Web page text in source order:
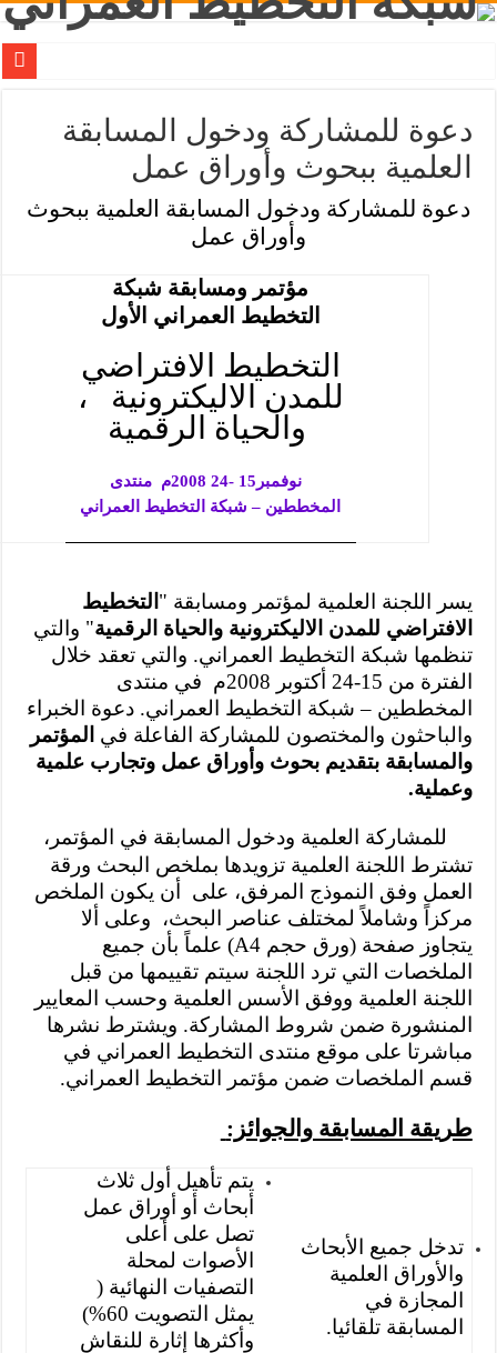
ركيزة التنمية الاقتصادية في العالم العربي؟
14 – 18 مايو 2011 م
دعوة للمشاركة ودخول المسابقة
العلمية ببحوث وأوراق عمل
دعوة للمشاركة ودخول المسابقة العلمية ببحوث
وأوراق عمل
مؤتمر ومسابقة شبكة
التخطيط العمراني الأول
التخطيط الافتراضي
للمدن الاليكترونية ،
والحياة الرقمية
نوفمبر15 -24 2008م
منتدى
المخططين – شبكة التخطيط العمراني
يسر اللجنة العلمية لمؤتمر ومسابقة "التخطيط
الافتراضي للمدن الاليكترونية والحياة الرقمية" والتي
تنظمها شبكة التخطيط العمراني. والتي تعقد خلال
الفترة من 15-24 أكتوبر 2008م
في منتدى
المخططين – شبكة التخطيط العمراني. دعوة الخبراء
والباحثون والمختصون للمشاركة الفاعلة فيالمؤتمر
والمسابقة بتقديم بحوث وأوراق عمل وتجارب علمية
وعملية.
للمشاركة العلمية ودخول المسابقة في المؤتمر،
تشترط اللجنة العلمية تزويدها بملخص البحث ورقة
العمل وفق النموذج المرفق، على أن يكون الملخص
مركزاً وشاملاً لمختلف عناصر البحث، وعلى ألا
يتجاوز صفحة (ورق حجمA4) علماً بأن جميع
الملخصات التي ترد اللجنة سيتم تقييمها من قبل
اللجنة العلمية ووفق الأسس العلمية وحسب المعايير
المنشورة ضمن شروط المشاركة. ويشترط نشرها
مباشرتا على موقع منتدى التخطيط العمراني في
قسم الملخصات ضمن مؤتمر التخطيط العمراني.
طريقة المسابقة والجوائز:
تدخل جميع الأبحاث
والأوراق العلمية
المجازة في
المسابقة تلقائيا.
يتم تأهيل أول ثلاث
أبحاث أو أوراق عمل
تصل على أعلى
الأصوات لمحلة
التصفيات النهائية (
يمثل التصويت 60%)
وأكثرها إثارة للنقاش